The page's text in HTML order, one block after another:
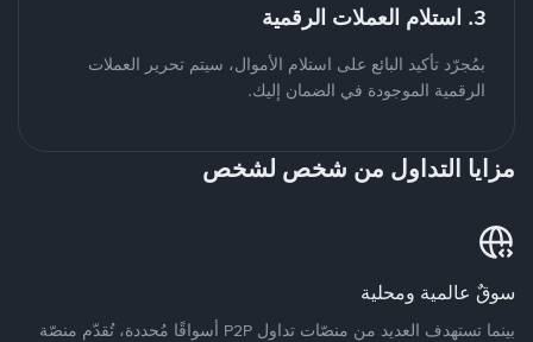
3. استلام العملات الرقمية
بمُجرّد تأكيد البائع على استلام الأموال، سيتم تحرير العملات
الرقمية الموجودة في الضمان إليك.
مزايا التداول من شخص لشخص
سوقٌ عالمية ومحلية
بينما تستهدف العديد من منصّات تداول P2P أسواقًا مُحددة، تُقدّم منصّة